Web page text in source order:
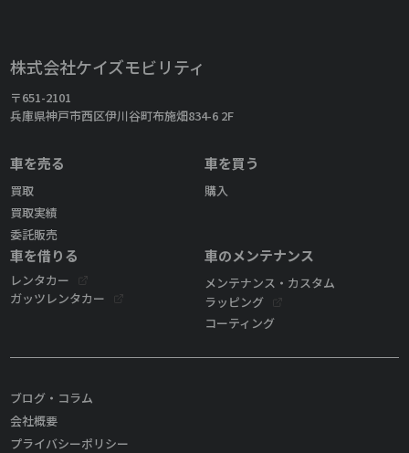
株式会社ケイズモビリティ
〒651-2101
兵庫県神戸市西区伊川谷町布施畑834-6 2F
車を売る
買取
買取実績
委託販売
車を買う
購入
車を借りる
レンタカー
ガッツレンタカー
車のメンテナンス
メンテナンス・カスタム
ラッピング
コーティング
ブログ・コラム
会社概要
プライバシーポリシー